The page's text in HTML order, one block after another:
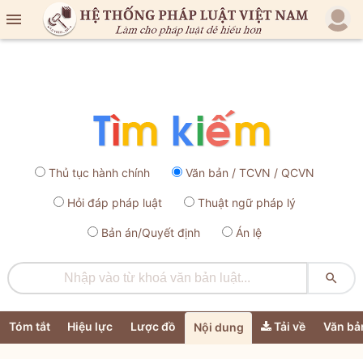

Thủ tục hành chính Văn bản / TCVN / QCVN
Hỏi đáp pháp luật Thuật ngữ pháp lý
Bản án/Quyết định Án lệ

Tóm tắt Hiệu lực Lược đồ Nội dung Tải về Văn